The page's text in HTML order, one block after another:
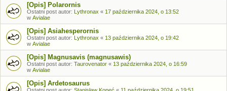
[Opis] Polarornis
Ostatni post autor: Lythronax « 17 października 2024, o 13:52
w Avialae
[Opis] Asiahesperornis
Ostatni post autor: Lythronax « 13 października 2024, o 19:42
w Avialae
[Opis] Magnusavis (magnusawis)
Ostatni post autor: Taurovenator « 13 października 2024, o 16:59
w Avialae
[Opis] Ardetosaurus
Ostatni post autor: Stanisław Kopeć « 11 października 2024, o 19:51